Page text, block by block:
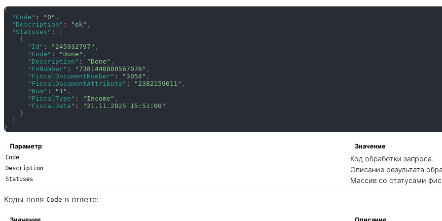
{
"Code" : "0" ,
"Description" : "ok" ,
"Statuses" :
{
"Id" : "245932797" ,
"Code" : "Done" ,
"Description" : "Done" ,
"FnNumber" : "7381440800567076" ,
"FiscalDocumentNumber" : "3054" ,
"FiscalDocumentAttribute" : "2382159011" ,
"Num" : "1" ,
"FiscalType" : "Income" ,
"FiscalDate" :
"21.11.2025 15:51:00"
}
}
Параметр Значение
Code Код обработки запроса.
Description Описание результата
Statuses Массив со статусами
Коды поля Code в ответе: